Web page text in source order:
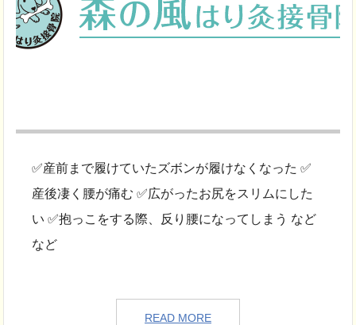
✅産前まで履けていたズボンが履けなくなった ✅
産後凄く腰が痛む ✅広がったお尻をスリムにした
い ✅抱っこをする際、反り腰になってしまう など
など
READ MORE